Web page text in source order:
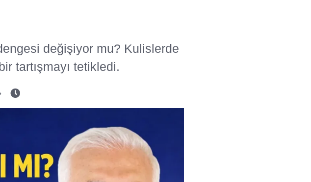
değişiyor mu? Kulislerde
tartışmayı tetikledi.